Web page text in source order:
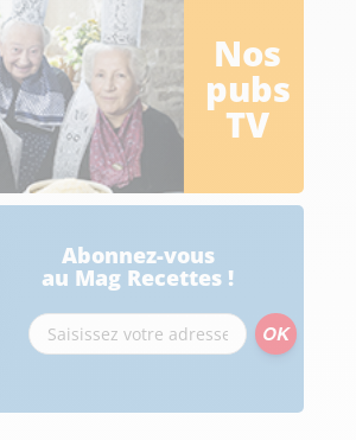
Nos
pubs
TV
Abonnez-vous
au Mag Recettes !